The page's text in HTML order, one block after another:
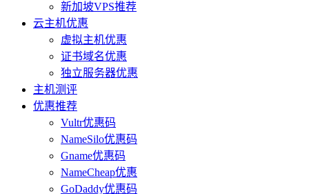
新加坡VPS推荐
云主机优惠
虚拟主机优惠
证书域名优惠
独立服务器优惠
主机测评
优惠推荐
Vultr优惠码
NameSilo优惠码
Gname优惠码
NameCheap优惠
GoDaddy优惠码